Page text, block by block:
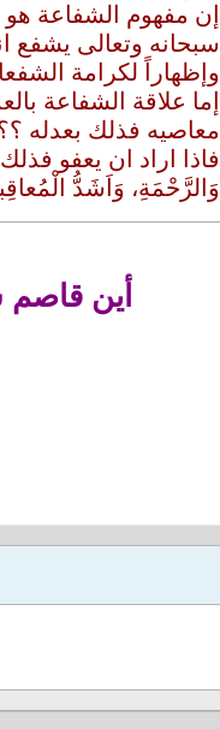
إن مفهوم الشفاعة
سبحانه وتعالى يشفع
وإظهاراً لكرامة
إما علاقة الشفاعة
معاصيه فذلك بعدله
فاذا اراد ان يعفو
وَالرَّحْمَةِ، وَاَشَدُّ
أين قاصم